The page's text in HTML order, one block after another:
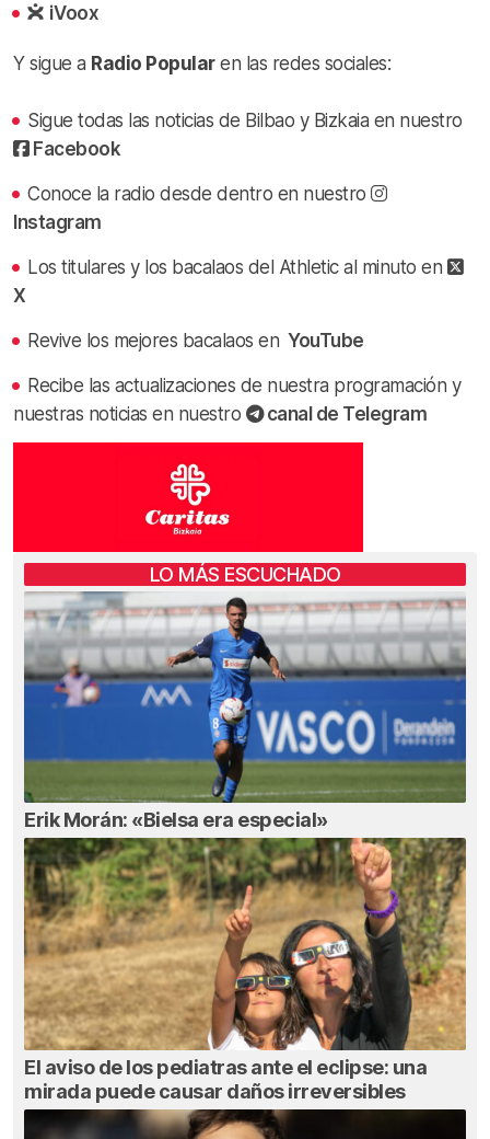
iVoox
Y sigue a Radio Popularen las redes sociales:
Sigue todas las noticias de Bilbao y Bizkaia en nuestro
Facebook
Conoce la radio desde dentro en nuestro
Instagram
Los titulares y los bacalaos del Athletic al minuto en
X
Revive los mejores bacalaos en YouTube
Recibe las actualizaciones de nuestra programación y
nuestras noticias en nuestro
canal de Telegram
LO MÁS ESCUCHADO
Erik Morán: «Bielsa era especial»
El aviso de los pediatras ante el eclipse: una
mirada puede causar daños irreversibles